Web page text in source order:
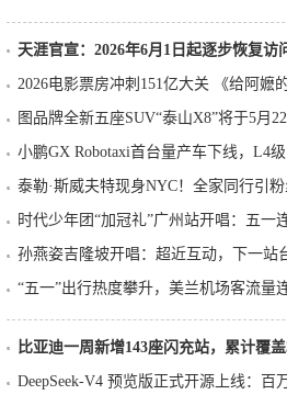
天涯官宣：2026年6月1日起逐步恢复访
图品牌全新五座SUV“泰山X8”将于5月
泰勒·斯威夫特现身NYC！全家同行引粉
时代少年团“加冠礼”广州站开唱：五一
孙燕姿吉隆坡开唱：超近互动，下一站
“五一”出行热度攀升，美兰机场客流量
比亚迪一周新增143座闪充站，累计覆
DeepSeek-V4 预览版正式开源上线：百